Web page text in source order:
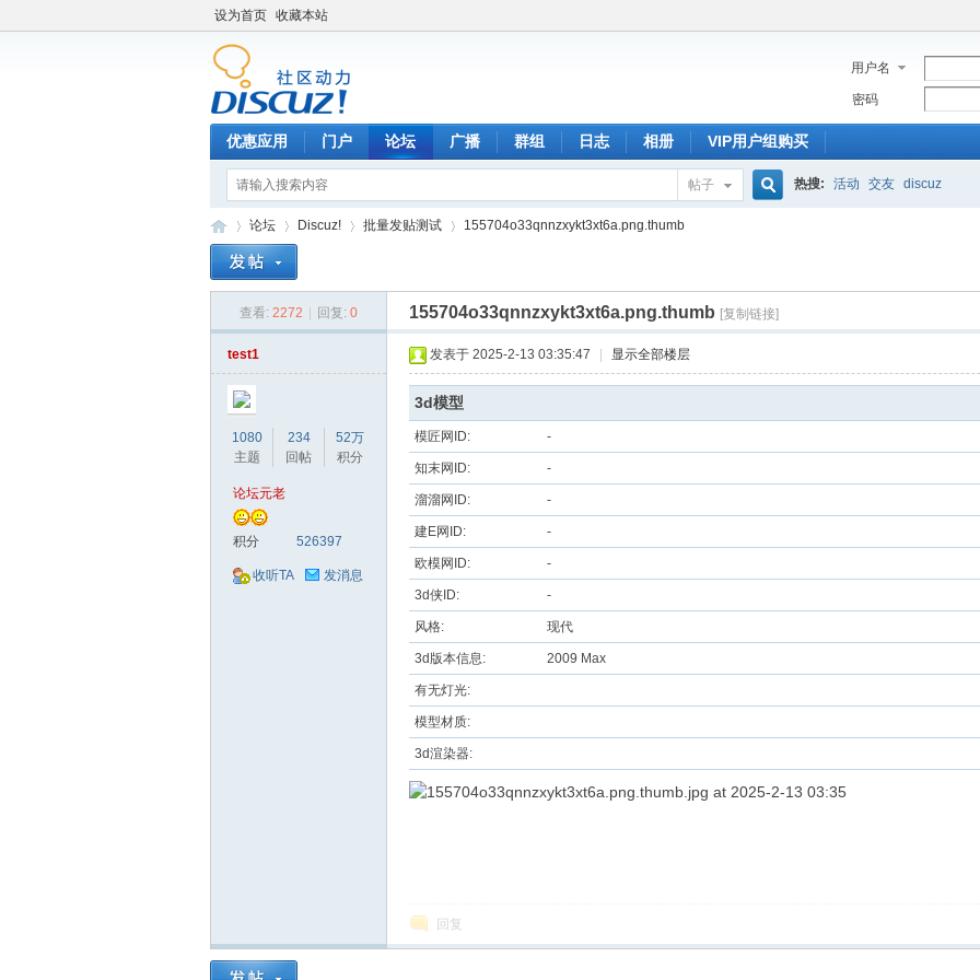
设为首页 收藏本站
用户名
密码
优惠应用 门户 论坛 广播 群组 日志 相册 VIP用户组购买
帖子
索
热搜: 活动 交友 discuz
论坛
›
Discuz!
›
批量发贴测试
›
155704o33qnnzxykt3xt6a.png.thumb
查看: 2272 回复: 0 155704o33qnnzxykt3xt6a.png.thumb [复制链接]
test1
1080
主题
234
回帖
52万
积分
论坛元老
积分 526397
收听TA 发消息
发表于 2025-2-13 03:35:47 显示全部楼层
3d模型
模匠网ID: -
知末网ID: -
溜溜网ID: -
建E网ID: -
欧模网ID: -
3d侠ID: -
风格: 现代
3d版本信息: 2009 Max
有无灯光:
模型材质:
3d渲染器:
at 2025-2-13 03:35
回复